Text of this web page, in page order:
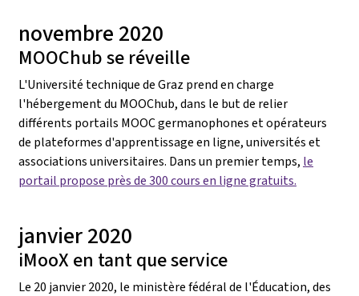
novembre 2020
MOOChub se réveille
L'Université technique de Graz prend en charge
l'hébergement du MOOChub, dans le but de relier
différents portails MOOC germanophones et opérateurs
de plateformes d'apprentissage en ligne, universités et
associations universitaires. Dans un premier temps, le
portail propose près de 300 cours en ligne gratuits.
janvier 2020
iMooX en tant que service
Le 20 janvier 2020, le ministère fédéral de l'Éducation, des